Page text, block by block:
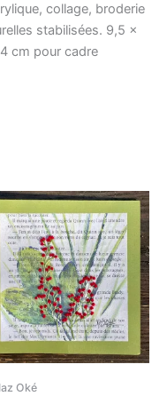
collage, broderie
stabilisées. 9,5 x
cm pour cadre
Oké